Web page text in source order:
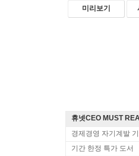
미리보기
휴넷CEO MUST
경제경영 자기계발
기간 한정 특가 도서